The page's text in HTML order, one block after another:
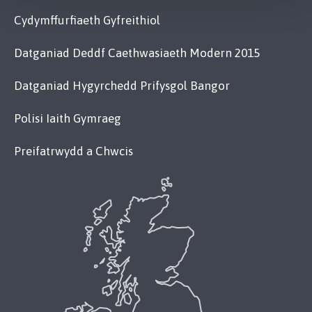
Cydymffurfiaeth Gyfreithiol
Datganiad Deddf Caethwasiaeth Modern 2015
Datganiad Hygyrchedd Prifysgol Bangor
Polisi Iaith Gymraeg
Preifatrwydd a Chwcis